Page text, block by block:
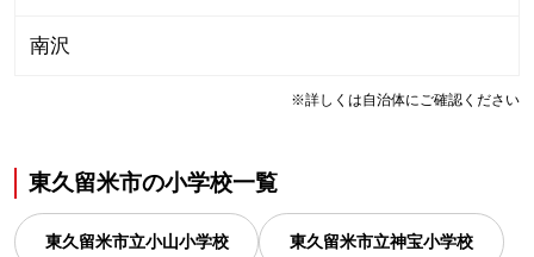
南沢
※詳しくは自治体にご確認ください
東久留米市の小学校一覧
東久留米市立小山小学校 東久留米市立神宝小学校